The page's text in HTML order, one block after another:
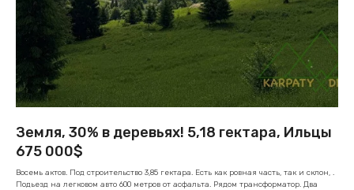
Земля, 30% в деревьях! 5,18 гектара, Ильцы
675 000$
Восемь актов. Под строительство 3,85 гектара. Есть как ровная часть, так и склон, .
Подьезд на легковом авто 600 метров от асфальта. Рядом трансформатор. Два